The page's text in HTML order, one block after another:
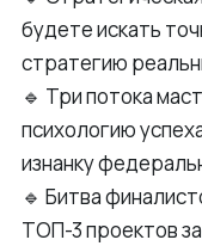
будете искать
стратегию
🔹 Три потока
психологию
изнанку
🔹 Битва
ТОП-3 проектов